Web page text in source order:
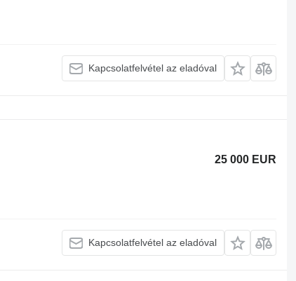
Kapcsolatfelvétel az eladóval
25 000 EUR
Kapcsolatfelvétel az eladóval